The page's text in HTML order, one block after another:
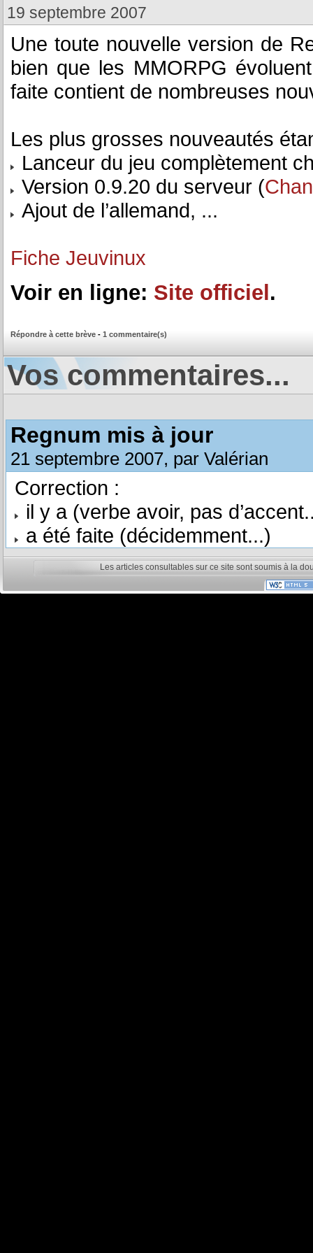
19 septembre 2007
Une toute nouvelle version de
bien que les MMORPG
faite contient de nombreuses
Les plus grosses nouveautés
Lanceur du jeu complètement
Version 0.9.20 du serveur (
Ajout de l’allemand, ...
Fiche Jeuvinux
Voir en ligne: Site officiel.
Répondre à cette brève - 1 commentaire(s)
Vos commentaires...
Regnum mis à jour
21 septembre 2007, par Valérian
Correction :
il y a (verbe avoir, pas
a été faite (décidemment...)
Les articles consultables sur ce site sont soumis à la